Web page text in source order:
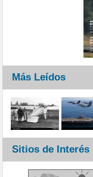
Más Leídos
Sitios de Interés